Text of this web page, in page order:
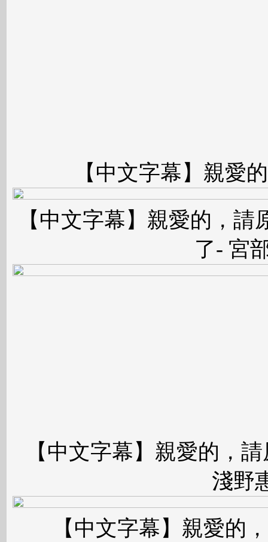
【中文字幕】親愛
【中文字幕】親愛的，
了- 宮
【中文字幕】親愛的，
淺野
【中文字幕】親愛的